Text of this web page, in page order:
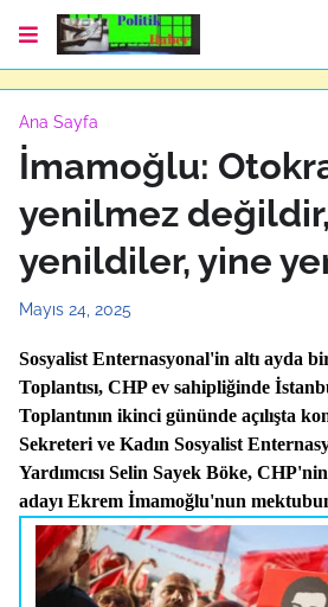
Ana Sayfa
İmamoğlu:
yenilmez
yenildiler, yine
Mayıs 24, 2025
Sosyalist Enternasyonal'in altı ayda
Toplantısı, CHP ev sahipliğinde
Toplantının ikinci gününde açılışta
Sekreteri ve Kadın Sosyalist
Yardımcısı Selin Sayek Böke,
adayı Ekrem İmamoğlu'nun